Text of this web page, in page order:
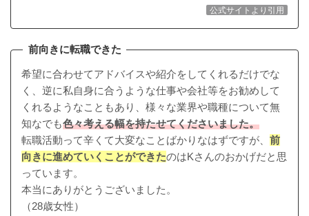
公式サイトより引用
前向きに転職できた
希望に合わせてアドバイスや紹介をしてくれるだけでな
く、逆に私自身に合うような仕事や会社等をお勧めして
くれるようなこともあり、様々な業界や職種について無
知なでも色々考える幅を持たせてくださいました。
転職活動って辛くて大変なことばかりなはずですが、 前
向きに進めていくことができたのはKさんのおかげだと思
っています。
本当にありがとうございました。
（28歳女性）